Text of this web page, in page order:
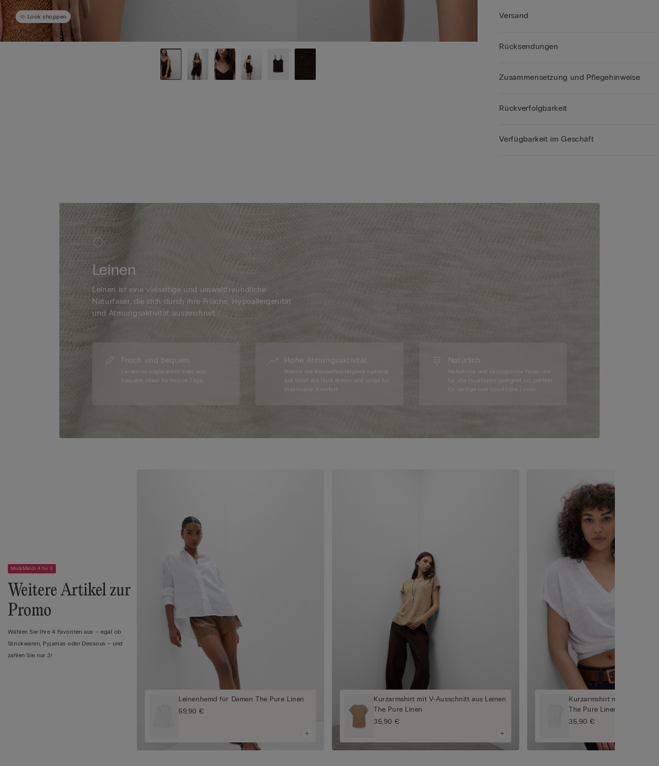
Look shoppen Versand
Rücksendungen
Zusammensetzung und Pflegehinweise
Rückverfolgbarkeit
Verfügbarkeit im Geschäft
Leinen
Leinen ist eine vielseitige und umweltfreundliche
Naturfaser, die sich durch ihre Frische, Hypoallergenität
und Atmungsaktivität auszeichnet.
Frisch und bequem
Leinen ist unglaublich kühl und
bequem, ideal für heisse Tage.
Hohe Atmungsaktivität
Nimmt die Körperfeuchtigkeit optimal
auf, lässt die Haut atmen und sorgt für
maximalen Komfort.
Natürlich
Natürliche und ökologische Faser, die
für alle Hauttypen geeignet ist, perfekt
für lässige und sportliche Looks.
Mix&Match 4 für 3
Weitere Artikel zur
Promo
Wählen Sie Ihre 4 Favoriten aus – egal ob
Strickwaren, Pyjamas oder Dessous – und
zahlen Sie nur 3!
Leinenhemd für Damen The Pure Linen
59,90 €
Kurzarmshirt mit V-Ausschnitt aus Leinen
The Pure Linen
35,90 €
Kurzarmshirt mit V-
The Pure Linen
35,90 €